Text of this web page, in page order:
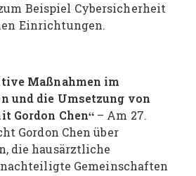
Beispiel Cybersicherheit
Einrichtungen.
Maßnahmen im
und die Umsetzung von
Gordon Chen“ – Am 27.
Gordon Chen über
die hausärztliche
Gemeinschaften